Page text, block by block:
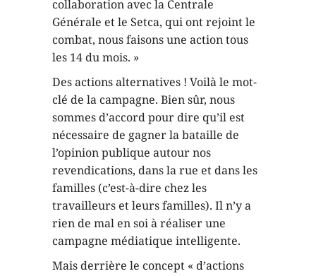
collaboration avec la Centrale
Générale et le Setca, qui ont rejoint le
combat, nous faisons une action tous
les 14 du mois. »
Des actions alternatives ! Voilà le mot-
clé de la campagne. Bien sûr, nous
sommes d’accord pour dire qu’il est
nécessaire de gagner la bataille de
l’opinion publique autour nos
revendications, dans la rue et dans les
familles (c’est-à-dire chez les
travailleurs et leurs familles). Il n’y a
rien de mal en soi à réaliser une
campagne médiatique intelligente.
Mais derrière le concept « d’actions